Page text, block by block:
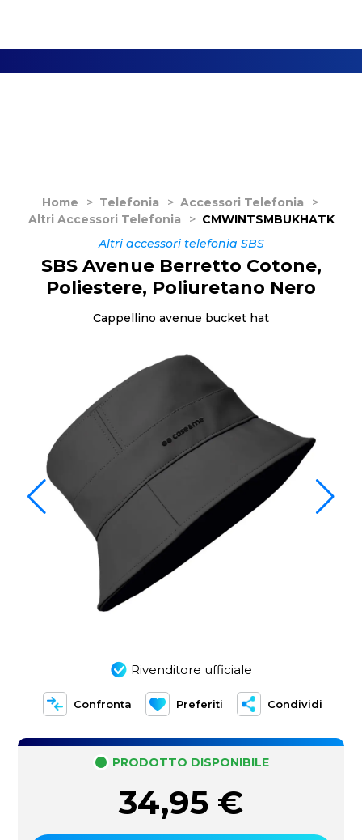
Home > Telefonia > Accessori Telefonia
>
Altri Accessori Telefonia
> CMWINTSMBUKHATK
Altri accessori telefonia SBS
Rivenditore ufficiale
Confronta Preferiti Condividi
SBS Avenue Berretto Cotone,
Poliestere, Poliuretano Nero
Cappellino avenue bucket hat
PRODOTTO DISPONIBILE
34,95 €